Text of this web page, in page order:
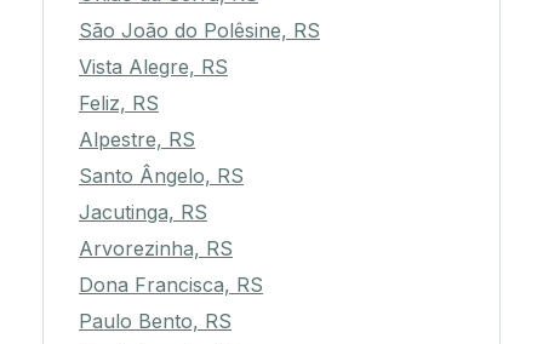
São João do Polêsine, RS
Vista Alegre, RS
Feliz, RS
Alpestre, RS
Santo Ângelo, RS
Jacutinga, RS
Arvorezinha, RS
Dona Francisca, RS
Paulo Bento, RS